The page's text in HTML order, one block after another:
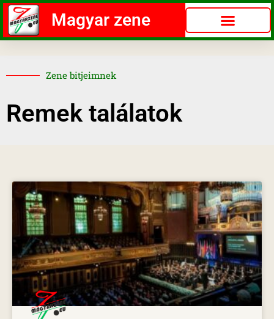
Magyar zene
Zene bitjeimnek
Remek találatok